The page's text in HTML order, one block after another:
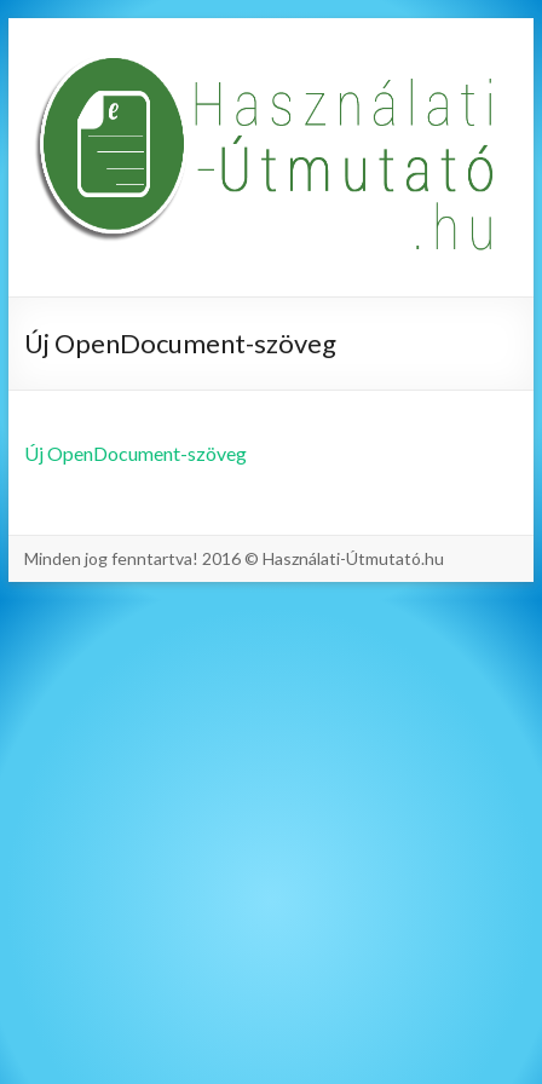
Új OpenDocument-szöveg
Új OpenDocument-szöveg
Minden jog fenntartva! 2016 © Használati-Útmutató.hu